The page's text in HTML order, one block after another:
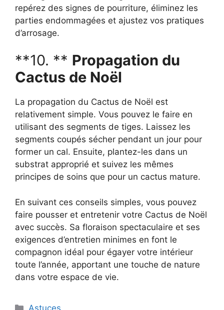
repérez des signes de pourriture, éliminez les
parties endommagées et ajustez vos pratiques
d’arrosage.
**10. ** Propagation du
Cactus de Noël
La propagation du Cactus de Noël est
relativement simple. Vous pouvez le faire en
utilisant des segments de tiges. Laissez les
segments coupés sécher pendant un jour pour
former un cal. Ensuite, plantez-les dans un
substrat approprié et suivez les mêmes
principes de soins que pour un cactus mature.
En suivant ces conseils simples, vous pouvez
faire pousser et entretenir votre Cactus de Noël
avec succès. Sa floraison spectaculaire et ses
exigences d’entretien minimes en font le
compagnon idéal pour égayer votre intérieur
toute l’année, apportant une touche de nature
dans votre espace de vie.
Categories
Astuces